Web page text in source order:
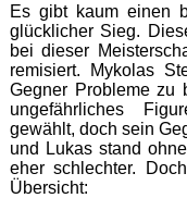
Es gibt kaum einen
glücklicher Sieg.
bei dieser
remisiert. Mykolas
Gegner Probleme zu
ungefährliches
gewählt, doch sein
und Lukas stand
eher schlechter.
Übersicht: